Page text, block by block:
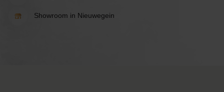
Showroom in Nieuwegein